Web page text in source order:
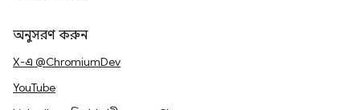
অনুসরণ করুন
X-এ @ChromiumDev
YouTube